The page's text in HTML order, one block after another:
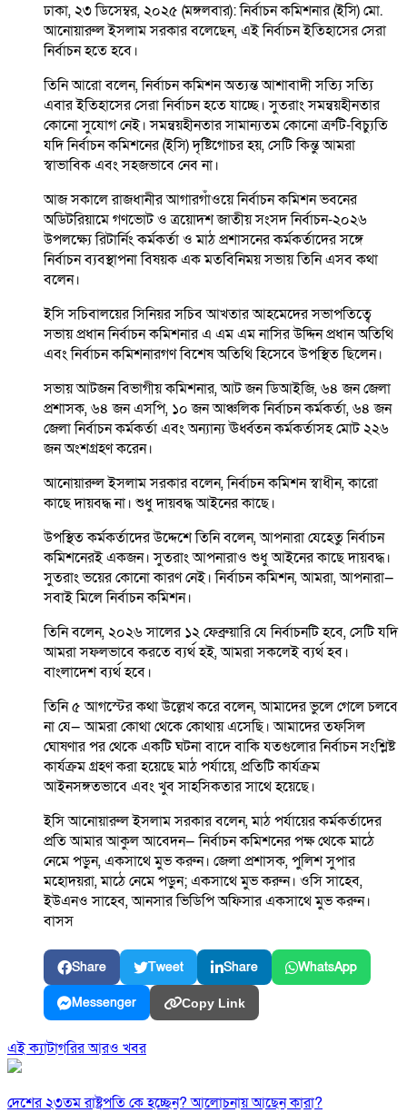
ঢাকা, ২৩ ডিসেম্বর, ২০২৫ (মঙ্গলবার): নির্বাচন কমিশনার (ইসি) মো.
আনোয়ারুল ইসলাম সরকার বলেছেন, এই নির্বাচন ইতিহাসের সেরা
নির্বাচন হতে হবে।
তিনি আরো বলেন, নির্বাচন কমিশন অত্যন্ত আশাবাদী সত্যি সত্যি
এবার ইতিহাসের সেরা নির্বাচন হতে যাচ্ছে। সুতরাং সমন্বয়হীনতার
কোনো সুযোগ নেই। সমন্বয়হীনতার সামান্যতম কোনো ত্রুটি-বিচ্যুতি
যদি নির্বাচন কমিশনের (ইসি) দৃষ্টিগোচর হয়, সেটি কিন্তু আমরা
স্বাভাবিক এবং সহজভাবে নেব না।
আজ সকালে রাজধানীর আগারগাঁওয়ে নির্বাচন কমিশন ভবনের
অডিটরিয়ামে গণভোট ও ত্রয়োদশ জাতীয় সংসদ নির্বাচন-২০২৬
উপলক্ষ্যে রিটার্নিং কর্মকর্তা ও মাঠ প্রশাসনের কর্মকর্তাদের সঙ্গে
নির্বাচন ব্যবস্থাপনা বিষয়ক এক মতবিনিময় সভায় তিনি এসব কথা
বলেন।
ইসি সচিবালয়ের সিনিয়র সচিব আখতার আহমেদের সভাপতিত্বে
সভায় প্রধান নির্বাচন কমিশনার এ এম এম নাসির উদ্দিন প্রধান অতিথি
এবং নির্বাচন কমিশনারগণ বিশেষ অতিথি হিসেবে উপস্থিত ছিলেন।
সভায় আটজন বিভাগীয় কমিশনার, আট জন ডিআইজি, ৬৪ জন জেলা
প্রশাসক, ৬৪ জন এসপি, ১০ জন আঞ্চলিক নির্বাচন কর্মকর্তা, ৬৪ জন
জেলা নির্বাচন কর্মকর্তা এবং অন্যান্য ঊর্ধ্বতন কর্মকর্তাসহ মোট ২২৬
জন অংশগ্রহণ করেন।
আনোয়ারুল ইসলাম সরকার বলেন, নির্বাচন কমিশন স্বাধীন, কারো
কাছে দায়বদ্ধ না। শুধু দায়বদ্ধ আইনের কাছে।
উপস্থিত কর্মকর্তাদের উদ্দেশে তিনি বলেন, আপনারা যেহেতু নির্বাচন
কমিশনেরই একজন। সুতরাং আপনারাও শুধু আইনের কাছে দায়বদ্ধ।
সুতরাং ভয়ের কোনো কারণ নেই। নির্বাচন কমিশন, আমরা, আপনারা—
সবাই মিলে নির্বাচন কমিশন।
তিনি বলেন, ২০২৬ সালের ১২ ফেব্রুয়ারি যে নির্বাচনটি হবে, সেটি যদি
আমরা সফলভাবে করতে ব্যর্থ হই, আমরা সকলেই ব্যর্থ হব।
বাংলাদেশ ব্যর্থ হবে।
তিনি ৫ আগস্টের কথা উল্লেখ করে বলেন, আমাদের ভুলে গেলে চলবে
না যে— আমরা কোথা থেকে কোথায় এসেছি। আমাদের তফসিল
ঘোষণার পর থেকে একটি ঘটনা বাদে বাকি যতগুলোর নির্বাচন সংশ্লিষ্ট
কার্যক্রম গ্রহণ করা হয়েছে মাঠ পর্যায়ে, প্রতিটি কার্যক্রম
আইনসঙ্গতভাবে এবং খুব সাহসিকতার সাথে হয়েছে।
ইসি আনোয়ারুল ইসলাম সরকার বলেন, মাঠ পর্যায়ের কর্মকর্তাদের
প্রতি আমার আকুল আবেদন— নির্বাচন কমিশনের পক্ষ থেকে মাঠে
নেমে পড়ুন, একসাথে মুভ করুন। জেলা প্রশাসক, পুলিশ সুপার
মহোদয়রা, মাঠে নেমে পড়ুন; একসাথে মুভ করুন। ওসি সাহেব,
ইউএনও সাহেব, আনসার ভিডিপি অফিসার একসাথে মুভ করুন।
বাসস
Share Tweet Share WhatsApp
Messenger Copy Link
এই ক্যাটাগরির আরও খবর
দেশের ২৩তম রাষ্ট্রপতি কে হচ্ছেন? আলোচনায় আছেন কারা?